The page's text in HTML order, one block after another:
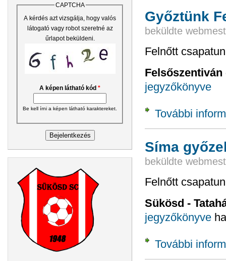
CAPTCHA
A kérdés azt vizsgálja, hogy valós
látogató vagy robot szeretné az
űrlapot beküldeni.
A képen látható kód *
Be kell írni a képen látható karaktereket.
Győztünk
beküldte
Felnőtt
jegyzőkönyve
További
Síma
beküldte
Felnőtt
Sükösd -
jegyzőkönyve
További